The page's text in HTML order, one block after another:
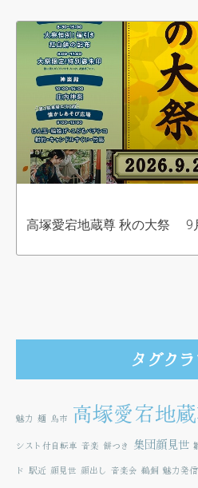
高塚愛宕地蔵尊 秋の大祭 9
タグク
魅力 麺 鳥市 高塚愛宕地
シスト付自転車 音楽 餅つき 集団顔見世
ド 駅近 顔見世 顔出し 音楽会 鵜飼 魅力発